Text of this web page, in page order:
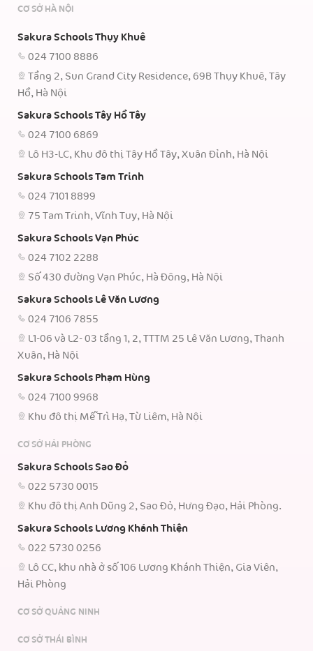
CƠ SỞ HÀ NỘI
Sakura Schools Thụy Khuê
024 7100 8886
Tầng 2, Sun Grand City Residence, 69B Thụy Khuê, Tây
Hồ, Hà Nội
Sakura Schools Tây Hồ Tây
024 7100 6869
Lô H3-LC, Khu đô thị Tây Hồ Tây, Xuân Đỉnh, Hà Nội
Sakura Schools Tam Trinh
024 7101 8899
75 Tam Trinh, Vĩnh Tuy, Hà Nội
Sakura Schools Vạn Phúc
024 7102 2288
Số 430 đường Vạn Phúc, Hà Đông, Hà Nội
Sakura Schools Lê Văn Lương
024 7106 7855
L1-06 và L2- 03 tầng 1, 2, TTTM 25 Lê Văn Lương, Thanh
Xuân, Hà Nội
Sakura Schools Phạm Hùng
024 7100 9968
Khu đô thị Mễ Trì Hạ, Từ Liêm, Hà Nội
CƠ SỞ HẢI PHÒNG
Sakura Schools Sao Đỏ
022 5730 0015
Khu đô thị Anh Dũng 2, Sao Đỏ, Hưng Đạo, Hải Phòng.
Sakura Schools Lương Khánh Thiện
022 5730 0256
Lô CC, khu nhà ở số 106 Lương Khánh Thiện, Gia Viên,
Hải Phòng
CƠ SỞ QUẢNG NINH
CƠ SỞ THÁI BÌNH